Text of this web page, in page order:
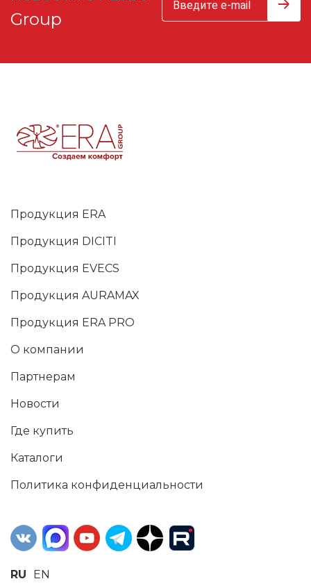
Group
Продукция ERA
Продукция DICITI
Продукция EVECS
Продукция AURAMAX
Продукция ERA PRO
О компании
Партнерам
Новости
Где купить
Каталоги
Политика конфиденциальности
RU EN